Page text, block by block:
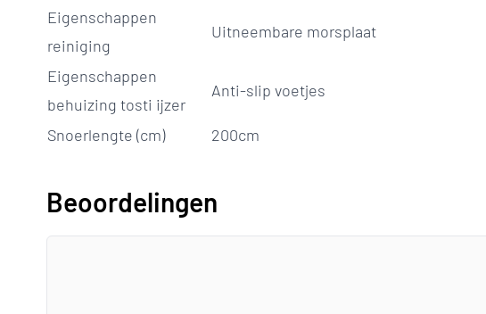
Eigenschappen
reiniging
Uitneembare morsplaat
Eigenschappen
behuizing tosti ijzer
Anti-slip voetjes
Snoerlengte (cm) 200cm
Beoordelingen